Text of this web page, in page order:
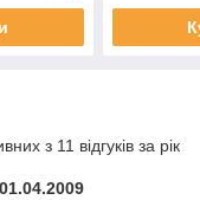
з 11 відгуків за рік